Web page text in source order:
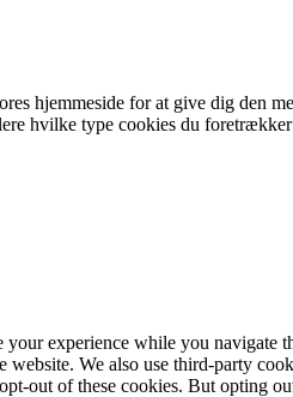
hjemmeside for at give dig den
hvilke type cookies du
experience while you navigate
We also use third-party
out of these cookies. But opting